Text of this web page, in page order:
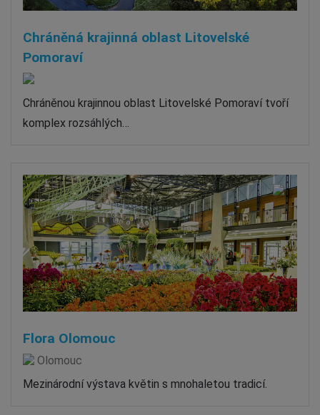
Chráněná krajinná oblast Litovelské
Pomoraví
Chráněnou krajinnou oblast Litovelské Pomoraví tvoří
komplex rozsáhlých…
Flora Olomouc
Olomouc
Mezinárodní výstava květin s mnohaletou tradicí.